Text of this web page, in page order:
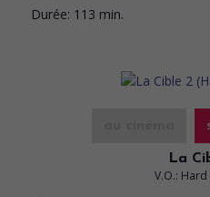
Durée: 113 min.
La
V.O.: